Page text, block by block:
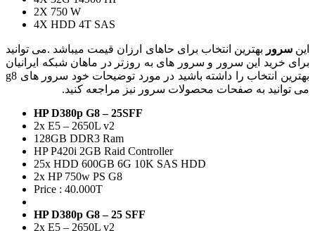
2X 750 W
4X HDD 4T SAS
اینسرور بهترین انتخاب برای حاهای ارزان قیمت میباشد .می توانید
برای خرید این سرور و سرور های به روزتر در ماهان شبکه ایرانیان
بهترین انتخاب را داشته باشید در مورد توضیحات خود سرور های g8
می توانید به صفحات محصولات سرور نیز مراجعه کنید.
HP D380p G8 – 25SFF
2x E5 – 2650L v2
128GB DDR3 Ram
HP P420i 2GB Raid Controller
25x HDD 600GB 6G 10K SAS HDD
2x HP 750w PS G8
Price : 40.000T
HP D380p G8 – 25 SFF
2x E5 – 2650L v2